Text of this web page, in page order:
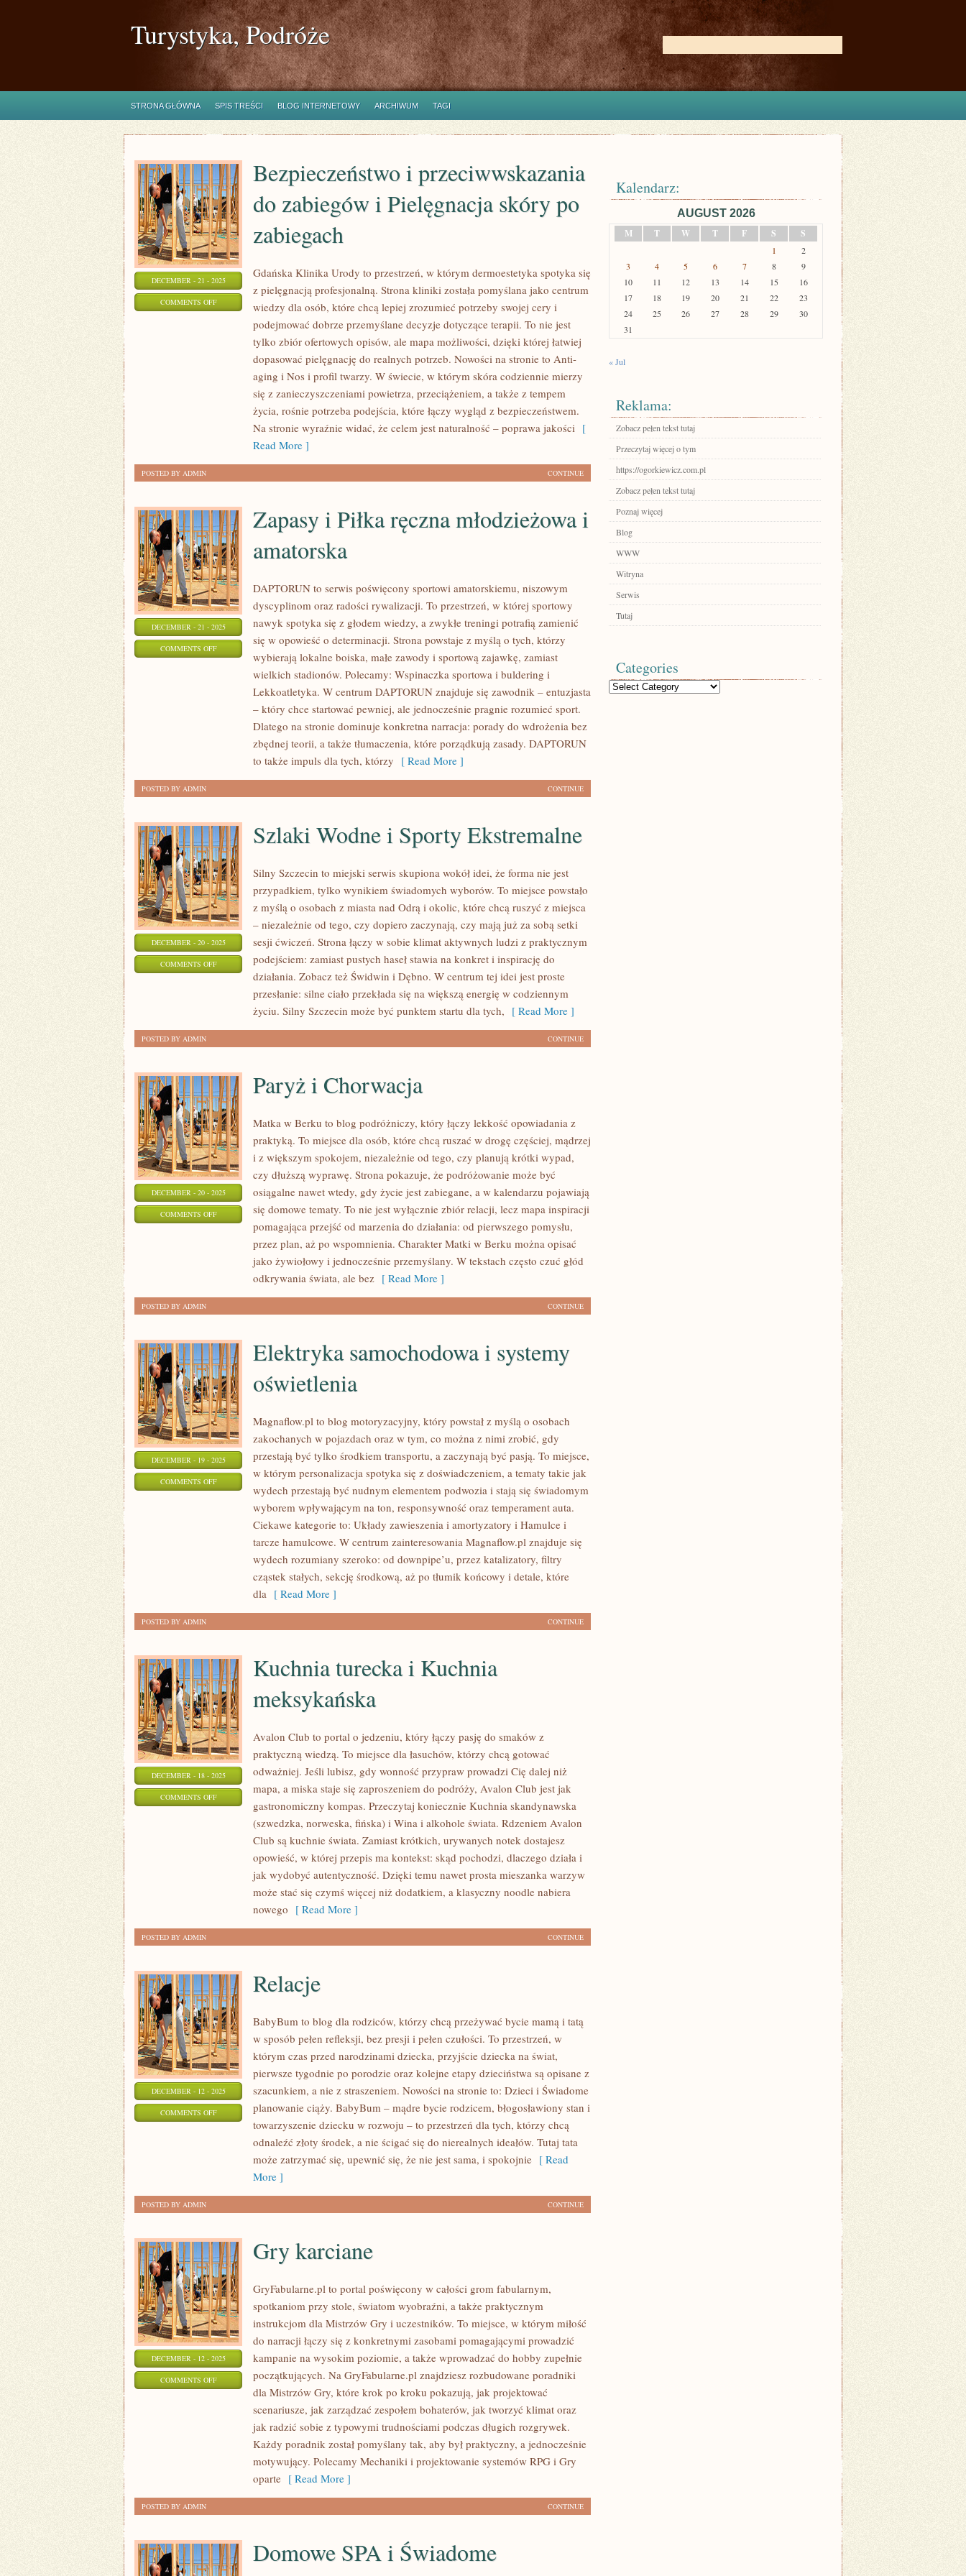
Turystyka, Podróże
STRONA GŁÓWNA SPIS TREŚCI BLOG INTERNETOWY ARCHIWUM TAGI
DECEMBER - 21 - 2025
COMMENTS OFFON
BEZPIECZEŃSTWO
PRZECIWWSKAZANIA
ZABIEGÓW
PIELĘGNACJA
PO
ZABIEGACH
Bezpieczeństwo i przeciwwskazania
do zabiegów i Pielęgnacja skóry po
zabiegach
Gdańska Klinika Urody to przestrzeń, w którym dermoestetyka spotyka się
z pielęgnacją profesjonalną. Strona kliniki została pomyślana jako centrum
wiedzy dla osób, które chcą lepiej zrozumieć potrzeby swojej cery i
podejmować dobrze przemyślane decyzje dotyczące terapii. To nie jest
tylko zbiór ofertowych opisów, ale mapa możliwości, dzięki której łatwiej
dopasować pielęgnację do realnych potrzeb. Nowości na stronie to Anti-
aging i Nos i profil twarzy. W świecie, w którym skóra codziennie mierzy
się z zanieczyszczeniami powietrza, przeciążeniem, a także z tempem
życia, rośnie potrzeba podejścia, które łączy wygląd z bezpieczeństwem.
Na stronie wyraźnie widać, że celem jest naturalność – poprawa jakości [
Read More ]
CONTINUE
POSTED BY ADMIN
DECEMBER - 21 - 2025
COMMENTS OFFON
Zapasy i Piłka ręczna młodzieżowa i
amatorska
DAPTORUN to serwis poświęcony sportowi amatorskiemu, niszowym
dyscyplinom oraz radości rywalizacji. To przestrzeń, w której sportowy
nawyk spotyka się z głodem wiedzy, a zwykłe treningi potrafią zamienić
się w opowieść o determinacji. Strona powstaje z myślą o tych, którzy
wybierają lokalne boiska, małe zawody i sportową zajawkę, zamiast
wielkich stadionów. Polecamy: Wspinaczka sportowa i buldering i
Lekkoatletyka. W centrum DAPTORUN znajduje się zawodnik – entuzjasta
– który chce startować pewniej, ale jednocześnie pragnie rozumieć sport.
Dlatego na stronie dominuje konkretna narracja: porady do wdrożenia bez
zbędnej teorii, a także tłumaczenia, które porządkują zasady. DAPTORUN
to także impuls dla tych, którzy [ Read More ]
CONTINUE
POSTED BY ADMIN
DECEMBER - 20 - 2025
COMMENTS OFFON
Szlaki Wodne i Sporty Ekstremalne
Silny Szczecin to miejski serwis skupiona wokół idei, że forma nie jest
przypadkiem, tylko wynikiem świadomych wyborów. To miejsce powstało
z myślą o osobach z miasta nad Odrą i okolic, które chcą ruszyć z miejsca
– niezależnie od tego, czy dopiero zaczynają, czy mają już za sobą setki
sesji ćwiczeń. Strona łączy w sobie klimat aktywnych ludzi z praktycznym
podejściem: zamiast pustych haseł stawia na konkret i inspirację do
działania. Zobacz też Świdwin i Dębno. W centrum tej idei jest proste
przesłanie: silne ciało przekłada się na większą energię w codziennym
życiu. Silny Szczecin może być punktem startu dla tych, [ Read More ]
CONTINUE
POSTED BY ADMIN
DECEMBER - 20 - 2025
COMMENTS OFFON
CHORWACJA
Paryż i Chorwacja
Matka w Berku to blog podróżniczy, który łączy lekkość opowiadania z
praktyką. To miejsce dla osób, które chcą ruszać w drogę częściej, mądrzej
i z większym spokojem, niezależnie od tego, czy planują krótki wypad,
czy dłuższą wyprawę. Strona pokazuje, że podróżowanie może być
osiągalne nawet wtedy, gdy życie jest zabiegane, a w kalendarzu pojawiają
się domowe tematy. To nie jest wyłącznie zbiór relacji, lecz mapa inspiracji
pomagająca przejść od marzenia do działania: od pierwszego pomysłu,
przez plan, aż po wspomnienia. Charakter Matki w Berku można opisać
jako żywiołowy i jednocześnie przemyślany. W tekstach często czuć głód
odkrywania świata, ale bez [ Read More ]
CONTINUE
POSTED BY ADMIN
DECEMBER - 19 - 2025
COMMENTS OFFON
SAMOCHODOWA
Elektryka samochodowa i systemy
oświetlenia
Magnaflow.pl to blog motoryzacyjny, który powstał z myślą o osobach
zakochanych w pojazdach oraz w tym, co można z nimi zrobić, gdy
przestają być tylko środkiem transportu, a zaczynają być pasją. To miejsce,
w którym personalizacja spotyka się z doświadczeniem, a tematy takie jak
wydech przestają być nudnym elementem podwozia i stają się świadomym
wyborem wpływającym na ton, responsywność oraz temperament auta.
Ciekawe kategorie to: Układy zawieszenia i amortyzatory i Hamulce i
tarcze hamulcowe. W centrum zainteresowania Magnaflow.pl znajduje się
wydech rozumiany szeroko: od downpipe’u, przez katalizatory, filtry
cząstek stałych, sekcję środkową, aż po tłumik końcowy i detale, które
dla [ Read More ]
CONTINUE
POSTED BY ADMIN
DECEMBER - 18 - 2025
COMMENTS OFFON
Kuchnia turecka i Kuchnia
meksykańska
Avalon Club to portal o jedzeniu, który łączy pasję do smaków z
praktyczną wiedzą. To miejsce dla łasuchów, którzy chcą gotować
odważniej. Jeśli lubisz, gdy wonność przypraw prowadzi Cię dalej niż
mapa, a miska staje się zaproszeniem do podróży, Avalon Club jest jak
gastronomiczny kompas. Przeczytaj koniecznie Kuchnia skandynawska
(szwedzka, norweska, fińska) i Wina i alkohole świata. Rdzeniem Avalon
Club są kuchnie świata. Zamiast krótkich, urywanych notek dostajesz
opowieść, w której przepis ma kontekst: skąd pochodzi, dlaczego działa i
jak wydobyć autentyczność. Dzięki temu nawet prosta mieszanka warzyw
może stać się czymś więcej niż dodatkiem, a klasyczny noodle nabiera
nowego [ Read More ]
CONTINUE
POSTED BY ADMIN
DECEMBER - 12 - 2025
COMMENTS OFFON
Relacje
BabyBum to blog dla rodziców, którzy chcą przeżywać bycie mamą i tatą
w sposób pełen refleksji, bez presji i pełen czułości. To przestrzeń, w
którym czas przed narodzinami dziecka, przyjście dziecka na świat,
pierwsze tygodnie po porodzie oraz kolejne etapy dzieciństwa są opisane z
szacunkiem, a nie z straszeniem. Nowości na stronie to: Dzieci i Świadome
planowanie ciąży. BabyBum – mądre bycie rodzicem, błogosławiony stan i
towarzyszenie dziecku w rozwoju – to przestrzeń dla tych, którzy chcą
odnaleźć złoty środek, a nie ścigać się do nierealnych ideałów. Tutaj tata
może zatrzymać się, upewnić się, że nie jest sama, i spokojnie [ Read
More ]
CONTINUE
POSTED BY ADMIN
DECEMBER - 12 - 2025
COMMENTS OFFON
Gry karciane
GryFabularne.pl to portal poświęcony w całości grom fabularnym,
spotkaniom przy stole, światom wyobraźni, a także praktycznym
instrukcjom dla Mistrzów Gry i uczestników. To miejsce, w którym miłość
do narracji łączy się z konkretnymi zasobami pomagającymi prowadzić
kampanie na wysokim poziomie, a także wprowadzać do hobby zupełnie
początkujących. Na GryFabularne.pl znajdziesz rozbudowane poradniki
dla Mistrzów Gry, które krok po kroku pokazują, jak projektować
scenariusze, jak zarządzać zespołem bohaterów, jak tworzyć klimat oraz
jak radzić sobie z typowymi trudnościami podczas długich rozgrywek.
Każdy poradnik został pomyślany tak, aby był praktyczny, a jednocześnie
motywujący. Polecamy Mechaniki i projektowanie systemów RPG i Gry
oparte [ Read More ]
CONTINUE
POSTED BY ADMIN
Domowe SPA i Świadome
Kalendarz:
AUGUST 2026
M
T W T F S S
1
2
3
4 5 6 7 8
9
10
11 12 13 14 15
16
17
18 19 20 21 22
23
24
25 26 27 28 29
30
31
« Jul
Reklama:
Zobacz pełen tekst tutaj
Przeczytaj więcej o tym
https://ogorkiewicz.com.pl
Zobacz pełen tekst tutaj
Poznaj więcej
Blog
WWW
Witryna
Serwis
Tutaj
Categories
Categories